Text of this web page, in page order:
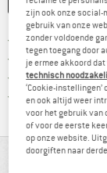
Gratis
100 dagen
> 4.000.000
Alle artikelen
zijn ook onze social-
gebruik van onze
zonder voldoende
tegen toegang door
je ermee akkoord
technisch
‘Cookie-
en ook altijd weer
voor het gebruik van
of voor de eerste
op onze website.
doorgiften naar